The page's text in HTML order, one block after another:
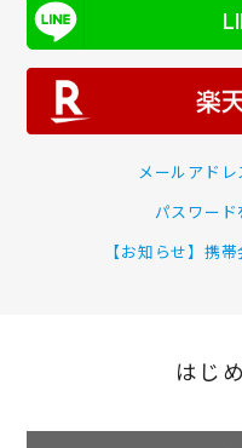
メールアド
パスワー
【お知らせ】携
はじ